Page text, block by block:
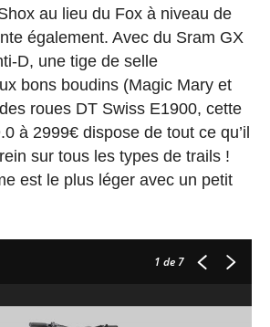
au lieu du Fox à niveau de
également. Avec du Sram GX
D, une tige de selle
bons boudins (Magic Mary et
roues DT Swiss E1900, cette
à 2999€ dispose de tout ce qu’il
sur tous les types de trails !
est le plus léger avec un petit
1 de 7